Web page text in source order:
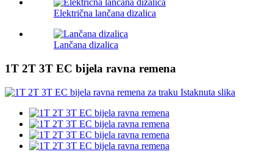
Električna lančana dizalica
Lančana dizalica
1T 2T 3T EC bijela ravna remena